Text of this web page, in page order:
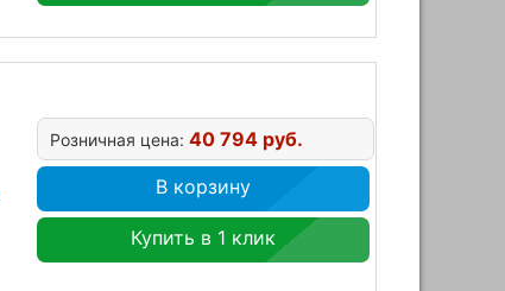
Розничная цена: 40 794 руб.
В корзину
Купить в 1 клик